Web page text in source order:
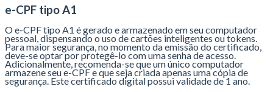
e-CPF tipo A1
O e-CPF tipo A1 é gerado e armazenado em seu computador
pessoal, dispensando o uso de cartões inteligentes ou tokens.
Para maior segurança, no momento da emissão do certificado,
deve-se optar por protegê-lo com uma senha de acesso.
Adicionalmente, recomenda-se que um único computador
armazene seu e-CPF e que seja criada apenas uma cópia de
segurança. Este certificado digital possui validade de 1 ano.